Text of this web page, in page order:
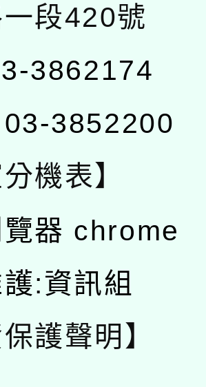
段420號
3862174
3852200
機表】
器 chrome
:資訊組
保護聲明】